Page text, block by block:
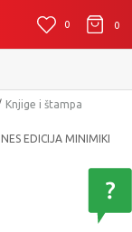
0 0
u roku od 2 do 4 radna
Knjige i štampa
EDICIJA MINIMIKI